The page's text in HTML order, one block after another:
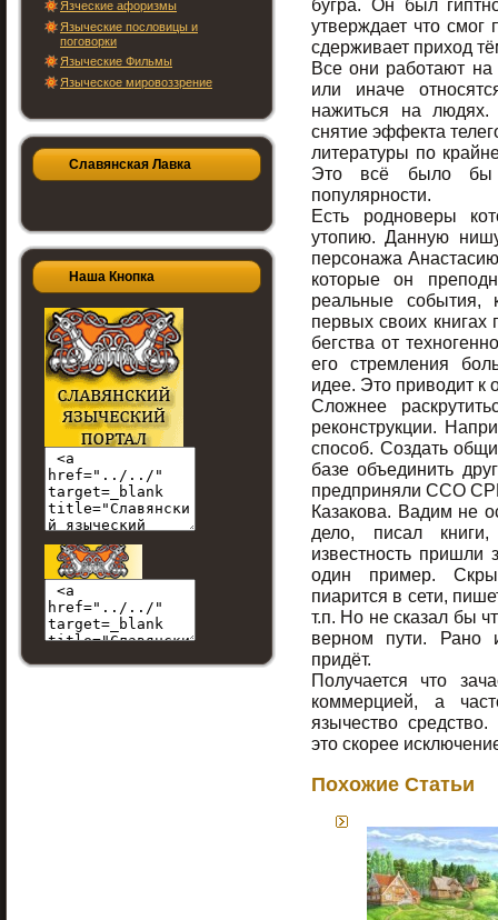
Язческие афоризмы
Языческие пословицы и
поговорки
Языческие Фильмы
Языческое мировоззрение
Славянская Лавка
Наша Кнопка
бугра. Он был
утверждает что смог
сдерживает приход
Все они работают
или иначе
нажиться на людях.
снятие эффекта
литературы по
Это всё было бы
популярности.
Есть родноверы
утопию. Данную
персонажа
которые он
реальные
первых своих
бегства от
его стремления
идее. Это приводит к
Сложнее
реконструкции.
способ. Создать
базе объединить
предприняли ССО
Казакова. Вадим не
дело, писал
известность
один пример.
пиарится в сети,
т.п. Но не сказал бы
верном пути. Рано
придёт.
Получается что
коммерцией, а
язычество
это скорее
Похожие Статьи